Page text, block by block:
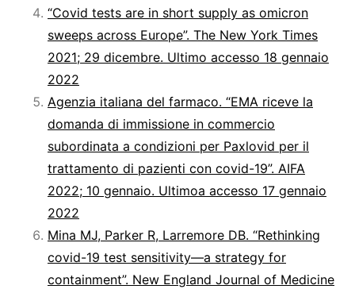
“Covid tests are in short supply as omicron
sweeps across Europe”. The New York Times
2021; 29 dicembre. Ultimo accesso 18 gennaio
2022
Agenzia italiana del farmaco. “EMA riceve la
domanda di immissione in commercio
subordinata a condizioni per Paxlovid per il
trattamento di pazienti con covid-19”. AIFA
2022; 10 gennaio. Ultimoa accesso 17 gennaio
2022
Mina MJ, Parker R, Larremore DB. “Rethinking
covid-19 test sensitivity—a strategy for
containment”. New England Journal of Medicine